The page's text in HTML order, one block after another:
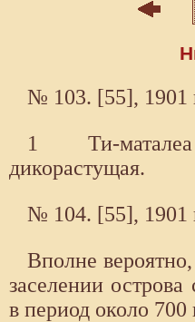
№ 103. [55], 1901
1 Ти-
дикорастущая.
№ 104. [55], 1901
Вполне
заселении
в период около 700